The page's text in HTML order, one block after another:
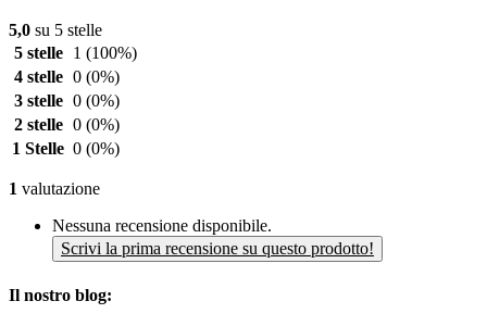
5,0 su 5 stelle
5 stelle
1 (100%)
4 stelle 0 (0%)
3 stelle 0 (0%)
2 stelle 0 (0%)
1 Stelle 0 (0%)
1 valutazione
Nessuna recensione disponibile.
Scrivi la prima recensione su questo prodotto!
Il nostro blog: